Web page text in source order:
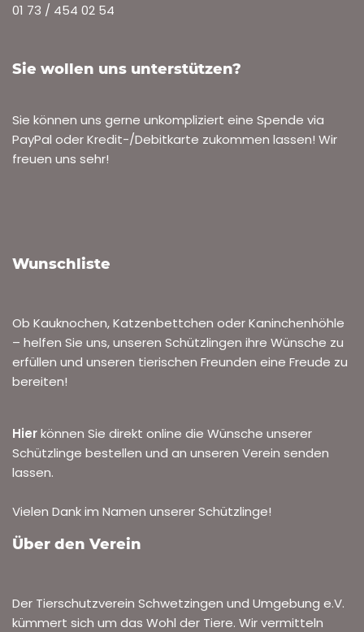
01 73 / 454 02 54
Sie wollen uns unterstützen?
Sie können uns gerne unkompliziert eine Spende via
PayPal oder Kredit-/Debitkarte zukommen lassen! Wir
freuen uns sehr!
Wunschliste
Ob Kauknochen, Katzenbettchen oder Kaninchenhöhle
– helfen Sie uns, unseren Schützlingen ihre Wünsche zu
erfüllen und unseren tierischen Freunden eine Freude zu
bereiten!
Hierkönnen Sie direkt online die Wünsche unserer
Schützlinge bestellen und an unseren Verein senden
lassen.
Vielen Dank im Namen unserer Schützlinge!
Über den Verein
Der Tierschutzverein Schwetzingen und Umgebung e.V.
kümmert sich um das Wohl der Tiere. Wir vermitteln